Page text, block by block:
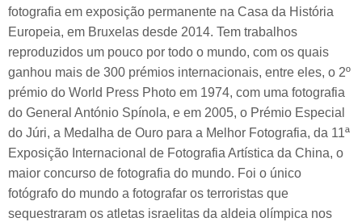
fotografia em exposição permanente na Casa da História
Europeia, em Bruxelas desde 2014. Tem trabalhos
reproduzidos um pouco por todo o mundo, com os quais
ganhou mais de 300 prémios internacionais, entre eles, o 2º
prémio do World Press Photo em 1974, com uma fotografia
do General António Spínola, e em 2005, o Prémio Especial
do Júri, a Medalha de Ouro para a Melhor Fotografia, da 11ª
Exposição Internacional de Fotografia Artística da China, o
maior concurso de fotografia do mundo. Foi o único
fotógrafo do mundo a fotografar os terroristas que
sequestraram os atletas israelitas da aldeia olímpica nos